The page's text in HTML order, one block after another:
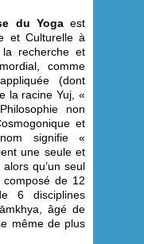
du Yogaest
et Culturelle à
recherche et
comme
(dont
la racine Yuj, «
non
et
signifie «
une seule et
qu’un seul
de 12
6 disciplines
âgé de
même de plus